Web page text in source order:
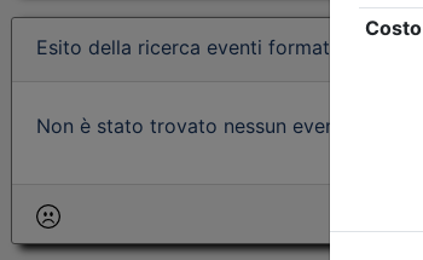
Esito della ricerca eventi formativi
Non è stato trovato nessun evento